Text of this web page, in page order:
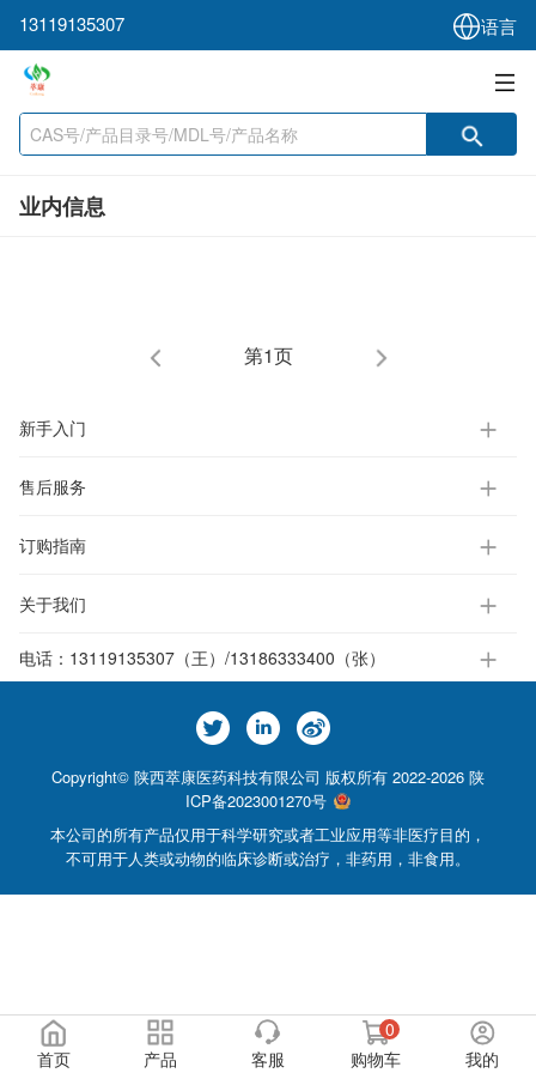
13119135307 语言
业内信息
第1页
新手入门
售后服务
订购指南
关于我们
电话： 13119135307（王）/13186333400（张）
Copyright© 陕西萃康医药科技有限公司 版权所有 2022-2026 陕
ICP备2023001270号
本公司的所有产品仅用于科学研究或者工业应用等非医疗目的，
不可用于人类或动物的临床诊断或治疗，非药用，非食用。
首页 产品 客服
0
购物车
我的